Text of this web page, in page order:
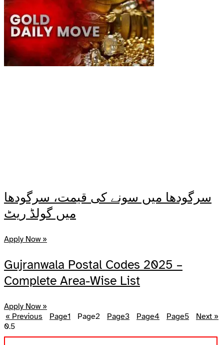
سرگودھا میں سونے کی قیمت، سرگودھا
میں گولڈ ریٹ
Apply Now »
Gujranwala Postal Codes 2025 –
Complete Area-Wise List
Apply Now »
« Previous
Page1 Page2 Page3 Page4 Page5 Next »